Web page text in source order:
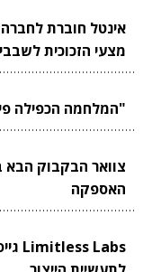
אינטל חוברת
מצעי הזכוכית
"המלחמה הכפילה פי 5 את שוק הייצור המיידי"
האספקה